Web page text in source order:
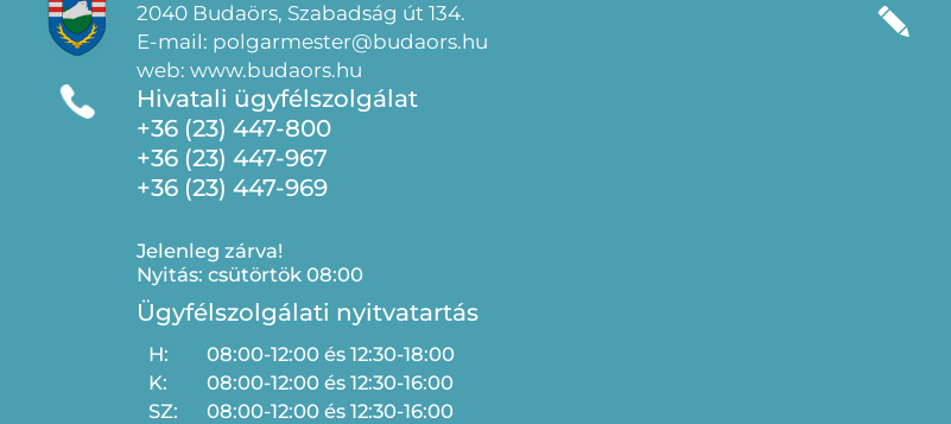
2040 Budaörs, Szabadság út 134.
E-mail: polgarmester@budaors.hu
web: www.budaors.hu
Hivatali ügyfélszolgálat
+36 (23) 447-800
+36 (23) 447-967
+36 (23) 447-969
Jelenleg zárva!
Nyitás: csütörtök 08:00
Ügyfélszolgálati nyitvatartás
H:
08:00-12:00 és 12:30-18:00
K:
08:00-12:00 és 12:30-16:00
SZ:
08:00-12:00 és 12:30-16:00